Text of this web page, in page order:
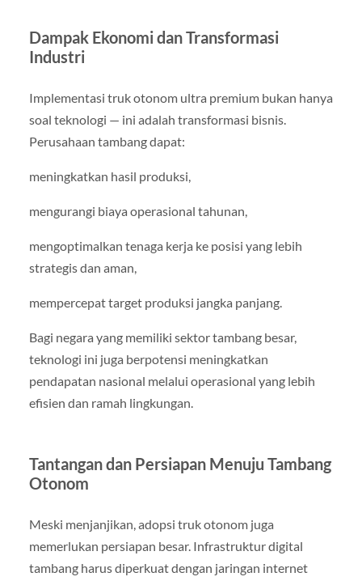
Dampak Ekonomi dan Transformasi
Industri
Implementasi truk otonom ultra premium bukan hanya
soal teknologi — ini adalah transformasi bisnis.
Perusahaan tambang dapat:
meningkatkan hasil produksi,
mengurangi biaya operasional tahunan,
mengoptimalkan tenaga kerja ke posisi yang lebih
strategis dan aman,
mempercepat target produksi jangka panjang.
Bagi negara yang memiliki sektor tambang besar,
teknologi ini juga berpotensi meningkatkan
pendapatan nasional melalui operasional yang lebih
efisien dan ramah lingkungan.
Tantangan dan Persiapan Menuju Tambang
Otonom
Meski menjanjikan, adopsi truk otonom juga
memerlukan persiapan besar. Infrastruktur digital
tambang harus diperkuat dengan jaringan internet